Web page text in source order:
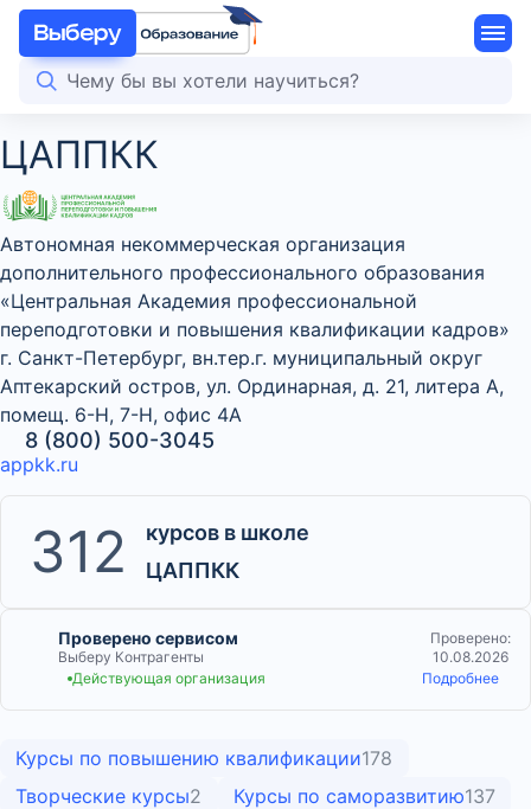
ЦАППКК
8 (800) 500-3045
Автономная некоммерческая организация
дополнительного профессионального образования
«Центральная Академия профессиональной
переподготовки и повышения квалификации кадров»
г. Санкт-Петербург, вн.тер.г. муниципальный округ
Аптекарский остров, ул. Ординарная, д. 21, литера А,
помещ. 6-Н, 7-Н, офис 4А
appkk.ru
312
курсов в школе
ЦАППКК
Проверено сервисом
Выберу Контрагенты
Проверено:
10.08.2026
Действующая организация
Подробнее
Курсы по повышению квалификации178
Творческие курсы2 Курсы по саморазвитию137